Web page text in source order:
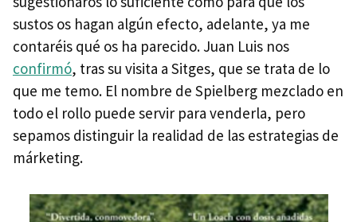
sustos os hagan algún efecto, adelante, ya me
contaréis qué os ha parecido. Juan Luis nos
confirmó, tras su visita a Sitges, que se trata de lo
que me temo. El nombre de Spielberg mezclado en
todo el rollo puede servir para venderla, pero
sepamos distinguir la realidad de las estrategias de
márketing.